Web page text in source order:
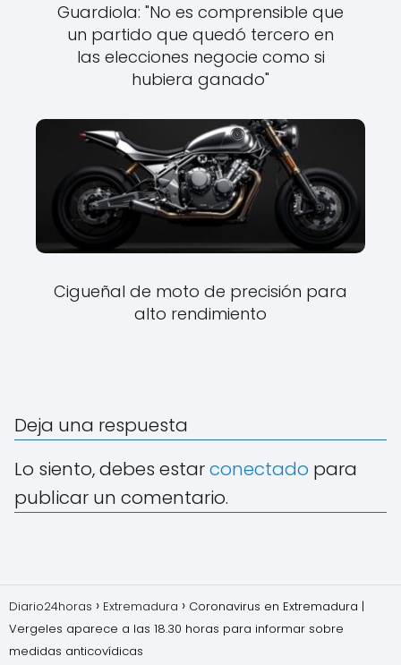
Guardiola: "No es comprensible que
un partido que quedó tercero en
las elecciones negocie como si
hubiera ganado"
Cigueñal de moto de precisión para
alto rendimiento
Deja una respuesta
Lo siento, debes estarconectado para
publicar un comentario.
Diario24horas Extremadura
Coronavirus en Extremadura |
Vergeles aparece a las 18.30 horas para informar sobre
medidas anticovídicas